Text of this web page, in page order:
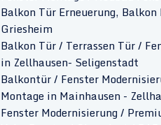
Balkon Tür Erneuerung, Balkon
Griesheim
Balkon Tür / Terrassen Tür /
in Zellhausen- Seligenstadt
Balkontür / Fenster
Montage in Mainhausen -
Fenster Modernisierung /